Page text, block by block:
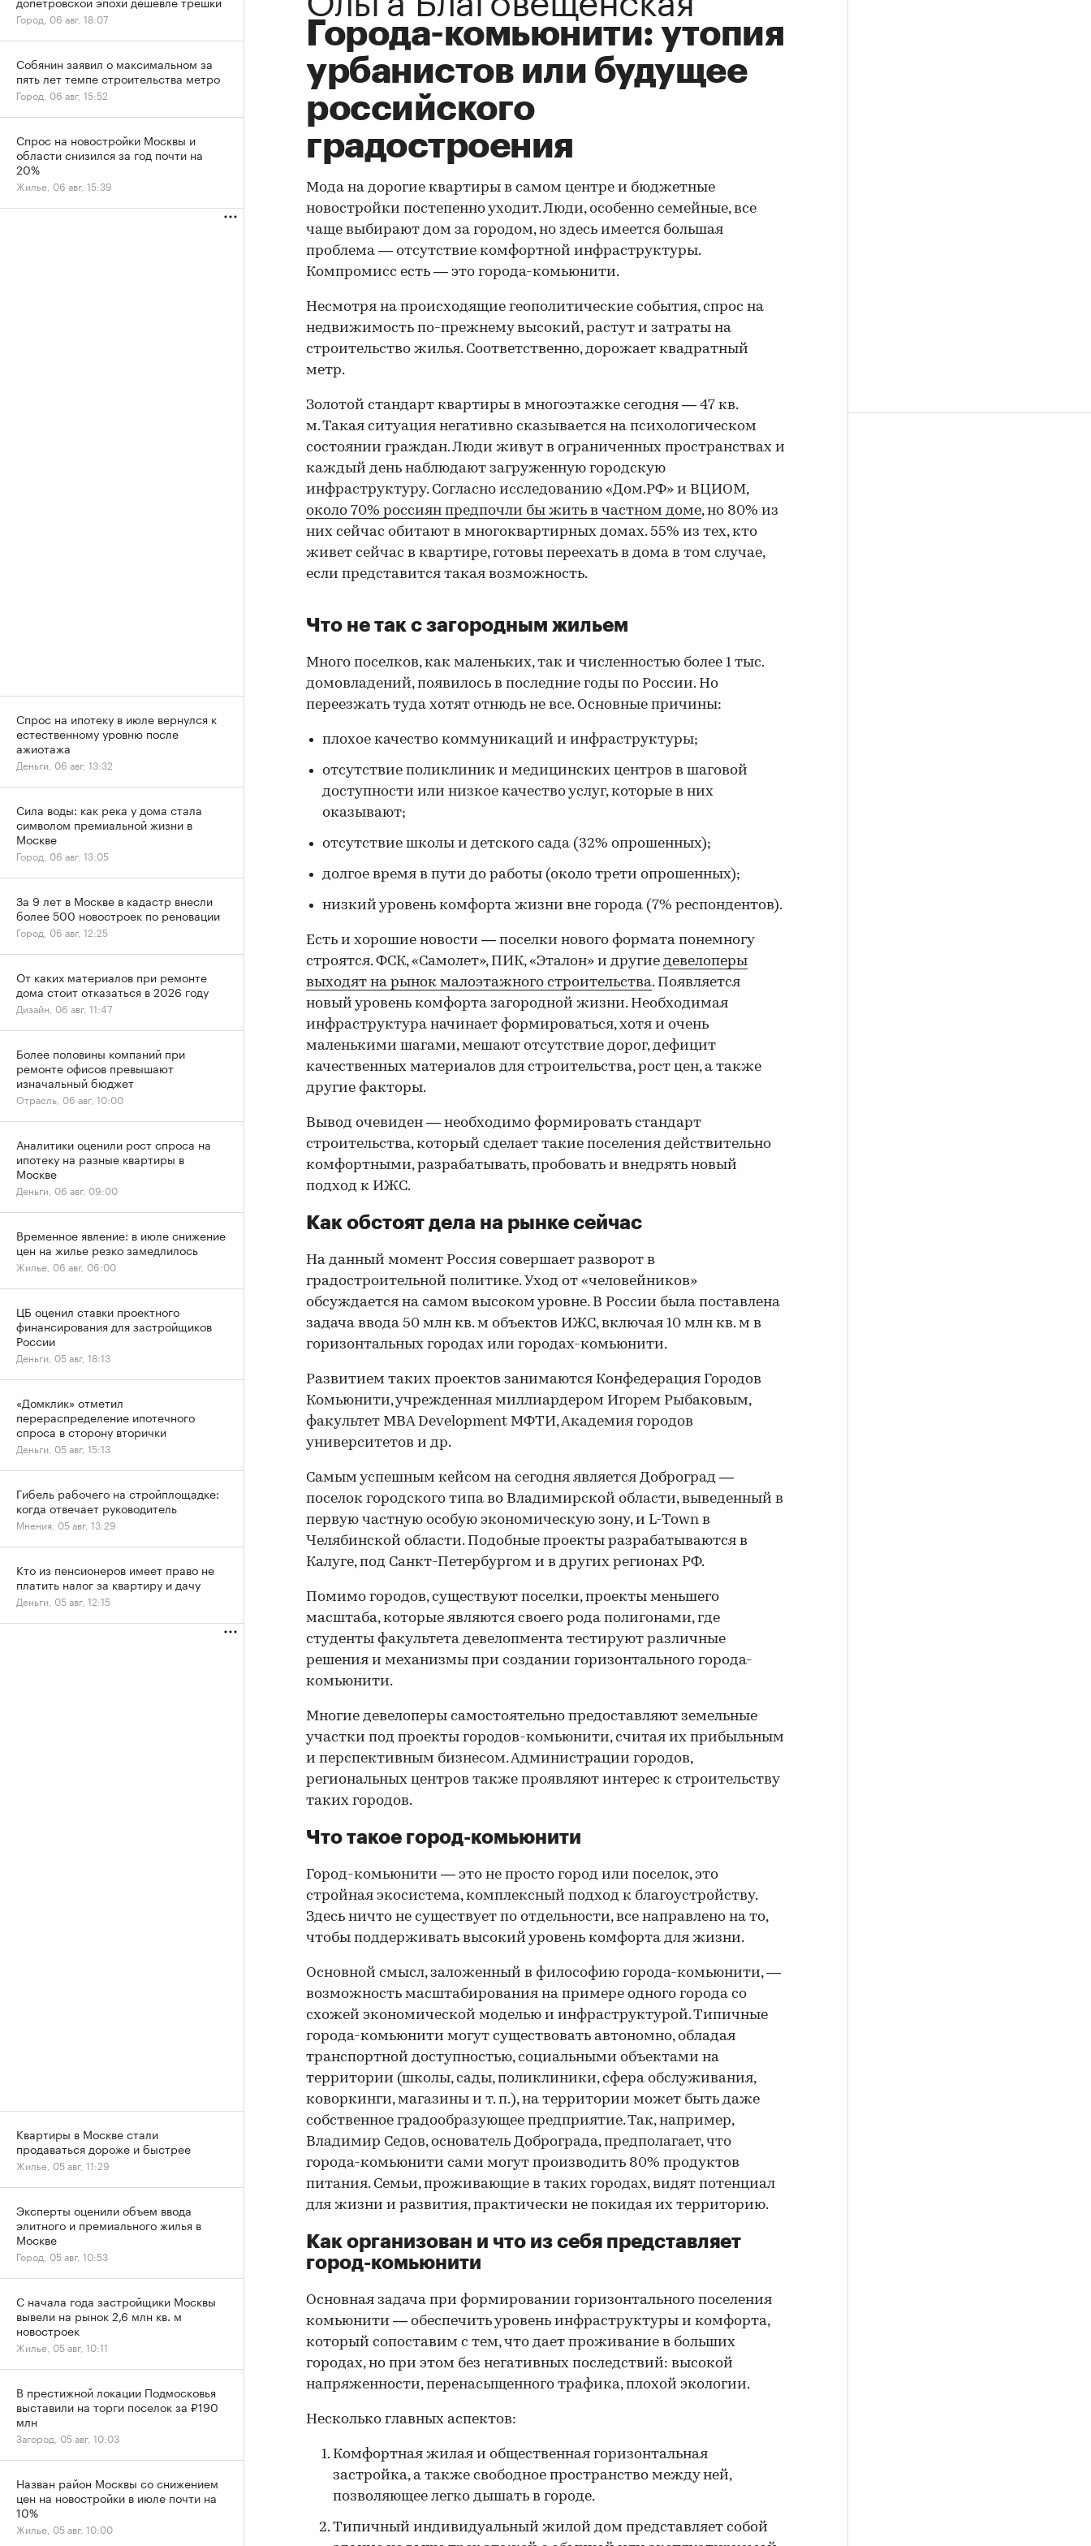
Города-комьюнити: утопия
урбанистов или будущее
российского
градостроения
Мода на дорогие квартиры в самом центре и бюджетные
новостройки постепенно уходит. Люди, особенно семейные, все
чаще выбирают дом за городом, но здесь имеется большая
проблема — отсутствие комфортной инфраструктуры.
Компромисс есть — это города-комьюнити.
Несмотря на происходящие геополитические события, спрос на
недвижимость по-прежнему высокий, растут и затраты на
строительство жилья. Соответственно, дорожает квадратный
метр.
Золотой стандарт квартиры в многоэтажке сегодня — 47 кв.
м. Такая ситуация негативно сказывается на психологическом
состоянии граждан. Люди живут в ограниченных пространствах и
каждый день наблюдают загруженную городскую
инфраструктуру. Согласно исследованию «Дом.РФ» и ВЦИОМ,
около 70% россиян предпочли бы жить в частном доме, но 80% из
них сейчас обитают в многоквартирных домах. 55% из тех, кто
живет сейчас в квартире, готовы переехать в дома в том случае,
если представится такая возможность.
00:00 / 00:00
Что не так с загородным жильем
Много поселков, как маленьких, так и численностью более 1 тыс.
домовладений, появилось в последние годы по России. Но
переезжать туда хотят отнюдь не все. Основные причины:
плохое качество коммуникаций и инфраструктуры;
отсутствие поликлиник и медицинских центров в шаговой
доступности или низкое качество услуг, которые в них
оказывают;
отсутствие школы и детского сада (32% опрошенных);
долгое время в пути до работы (около трети опрошенных);
низкий уровень комфорта жизни вне города (7% респондентов).
Есть и хорошие новости — поселки нового формата понемногу
строятся. ФСК, «Самолет», ПИК, «Эталон» и другие девелоперы
выходят на рынок малоэтажного строительства. Появляется
новый уровень комфорта загородной жизни. Необходимая
инфраструктура начинает формироваться, хотя и очень
маленькими шагами, мешают отсутствие дорог, дефицит
качественных материалов для строительства, рост цен, а также
другие факторы.
Вывод очевиден — необходимо формировать стандарт
строительства, который сделает такие поселения действительно
комфортными, разрабатывать, пробовать и внедрять новый
подход к ИЖС.
Как обстоят дела на рынке сейчас
На данный момент Россия совершает разворот в
градостроительной политике. Уход от «человейников»
обсуждается на самом высоком уровне. В России была поставлена
задача ввода 50 млн кв. м объектов ИЖС, включая 10 млн кв. м в
горизонтальных городах или городах-комьюнити.
Развитием таких проектов занимаются Конфедерация Городов
Комьюнити, учрежденная миллиардером Игорем Рыбаковым,
факультет MBA Development МФТИ, Академия городов
университетов и др.
Самым успешным кейсом на сегодня является Доброград —
поселок городского типа во Владимирской области, выведенный в
первую частную особую экономическую зону, и L-Town в
Челябинской области. Подобные проекты разрабатываются в
Калуге, под Санкт-Петербургом и в других регионах РФ.
Помимо городов, существуют поселки, проекты меньшего
масштаба, которые являются своего рода полигонами, где
студенты факультета девелопмента тестируют различные
решения и механизмы при создании горизонтального города-
комьюнити.
Многие девелоперы самостоятельно предоставляют земельные
участки под проекты городов-комьюнити, считая их прибыльным
и перспективным бизнесом. Администрации городов,
региональных центров также проявляют интерес к строительству
таких городов.
Что такое город-комьюнити
Город-комьюнити — это не просто город или поселок, это
стройная экосистема, комплексный подход к благоустройству.
Здесь ничто не существует по отдельности, все направлено на то,
чтобы поддерживать высокий уровень комфорта для жизни.
Основной смысл, заложенный в философию города-комьюнити, —
возможность масштабирования на примере одного города со
схожей экономической моделью и инфраструктурой. Типичные
города-комьюнити могут существовать автономно, обладая
транспортной доступностью, социальными объектами на
территории (школы, сады, поликлиники, сфера обслуживания,
коворкинги, магазины и т. п.), на территории может быть даже
собственное градообразующее предприятие. Так, например,
Владимир Седов, основатель Доброграда, предполагает, что
города-комьюнити сами могут производить 80% продуктов
питания. Семьи, проживающие в таких городах, видят потенциал
для жизни и развития, практически не покидая их территорию.
Как организован и что из себя представляет
город-комьюнити
Основная задача при формировании горизонтального поселения
комьюнити — обеспечить уровень инфраструктуры и комфорта,
который сопоставим с тем, что дает проживание в больших
городах, но при этом без негативных последствий: высокой
напряженности, перенасыщенного трафика, плохой экологии.
Несколько главных аспектов:
Комфортная жилая и общественная горизонтальная
застройка, а также свободное пространство между ней,
позволяющее легко дышать в городе.
Типичный индивидуальный жилой дом представляет собой
Город, 06 авг, 18:07
Собянин заявил о максимальном за
пять лет темпе строительства метро
Город, 06 авг, 15:52
Спрос на новостройки Москвы и
области снизился за год почти на
20%
Жилье, 06 авг, 15:39
Спрос на ипотеку в июле вернулся к
естественному уровню после
ажиотажа
Деньги, 06 авг, 13:32
Сила воды: как река у дома стала
символом премиальной жизни в
Москве
Город, 06 авг, 13:05
За 9 лет в Москве в кадастр внесли
более 500 новостроек по реновации
Город, 06 авг, 12:25
От каких материалов при ремонте
дома стоит отказаться в 2026 году
Дизайн, 06 авг, 11:47
Более половины компаний при
ремонте офисов превышают
изначальный бюджет
Отрасль, 06 авг, 10:00
Аналитики оценили рост спроса на
ипотеку на разные квартиры в
Москве
Деньги, 06 авг, 09:00
Временное явление: в июле снижение
цен на жилье резко замедлилось
Жилье, 06 авг, 06:00
ЦБ оценил ставки проектного
финансирования для застройщиков
России
Деньги, 05 авг, 18:13
«Домклик» отметил
перераспределение ипотечного
спроса в сторону вторички
Деньги, 05 авг, 15:13
Гибель рабочего на стройплощадке:
когда отвечает руководитель
Мнения, 05 авг, 13:29
Кто из пенсионеров имеет право не
платить налог за квартиру и дачу
Деньги, 05 авг, 12:15
Квартиры в Москве стали
продаваться дороже и быстрее
Жилье, 05 авг, 11:29
Эксперты оценили объем ввода
элитного и премиального жилья в
Москве
Город, 05 авг, 10:53
С начала года застройщики Москвы
вывели на рынок 2,6 млн кв. м
новостроек
Жилье, 05 авг, 10:11
В престижной локации Подмосковья
выставили на торги поселок за ₽190
млн
Загород, 05 авг, 10:03
Назван район Москвы со снижением
цен на новостройки в июле почти на
10%
Жилье, 05 авг, 10:00